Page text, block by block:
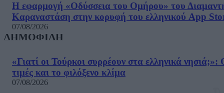
Η εφαρμογή «Οδύσσεια του Ομήρου» του
Καραναστάση στην κορυφή του ελληνικού App
07/08/2026
ΔΗΜΟΦΙΛΗ
«Γιατί οι Τούρκοι συρρέουν στα ελληνικά νησιά;»:
τιμές και το φιλόξενο κλίμα
07/08/2026